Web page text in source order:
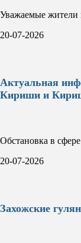
Уважаемые жители
20-07-2026
Актуальная
Кириши и
Обстановка в
20-07-2026
Захожские